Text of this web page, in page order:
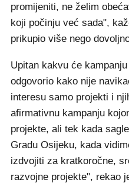
promijeniti, ne želim
koji počinju već sada",
prikupio više nego
Upitan kakvu će
odgovorio kako nije
interesu samo projekti i
afirmativnu kampanju
projekte, ali tek kada
Gradu Osijeku, kada
izdvojiti za kratkoročne,
razvojne projekte", rekao